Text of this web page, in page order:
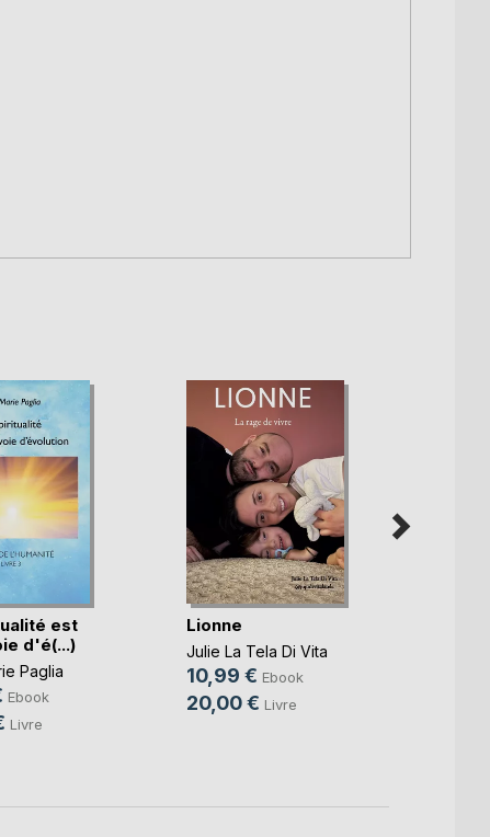
est
d'é(...)
Paglia
Ebook
Livre
Lionne
Julie La Tela Di Vita
10,99 € Ebook
20,00 € Livre